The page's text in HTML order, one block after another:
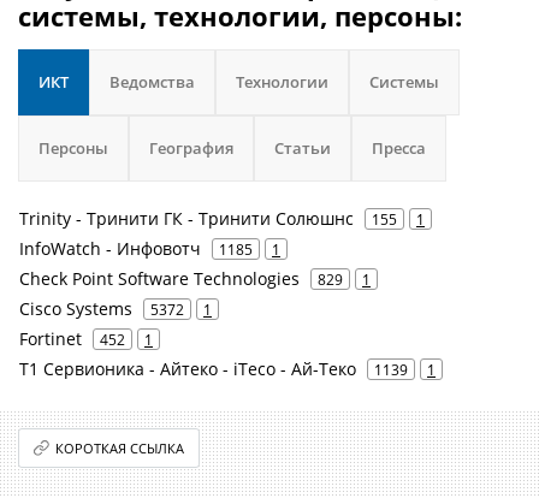
системы, технологии, персоны:
ИКТ Ведомства Технологии Системы
Персоны География Статьи Пресса
Trinity - Тринити ГК - Тринити Солюшнс 155 1
InfoWatch - Инфовотч 1185 1
Check Point Software Technologies 829 1
Cisco Systems 5372 1
Fortinet 452 1
Т1 Сервионика - Айтеко - iTeco - Ай-Теко 1139 1
КОРОТКАЯ ССЫЛКА